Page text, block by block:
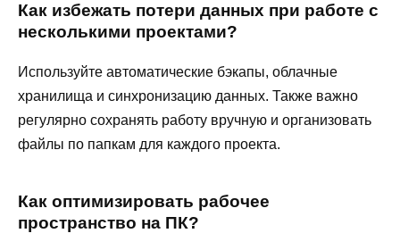
Как избежать потери данных при работе с
несколькими проектами?
Используйте автоматические бэкапы, облачные
хранилища и синхронизацию данных. Также важно
регулярно сохранять работу вручную и организовать
файлы по папкам для каждого проекта.
Как оптимизировать рабочее
пространство на ПК?